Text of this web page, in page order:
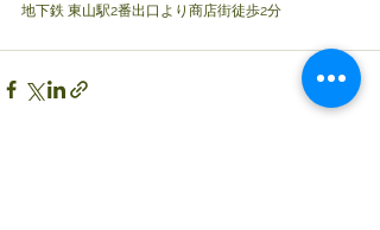
地下鉄 東山駅2番出口より商店街徒歩2分